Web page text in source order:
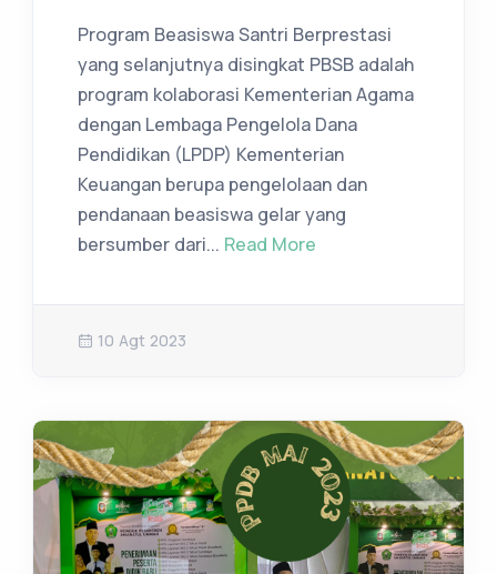
Program Beasiswa Santri Berprestasi
yang selanjutnya disingkat PBSB adalah
program kolaborasi Kementerian Agama
dengan Lembaga Pengelola Dana
Pendidikan (LPDP) Kementerian
Keuangan berupa pengelolaan dan
pendanaan beasiswa gelar yang
bersumber dari... Read More
10 Agt 2023